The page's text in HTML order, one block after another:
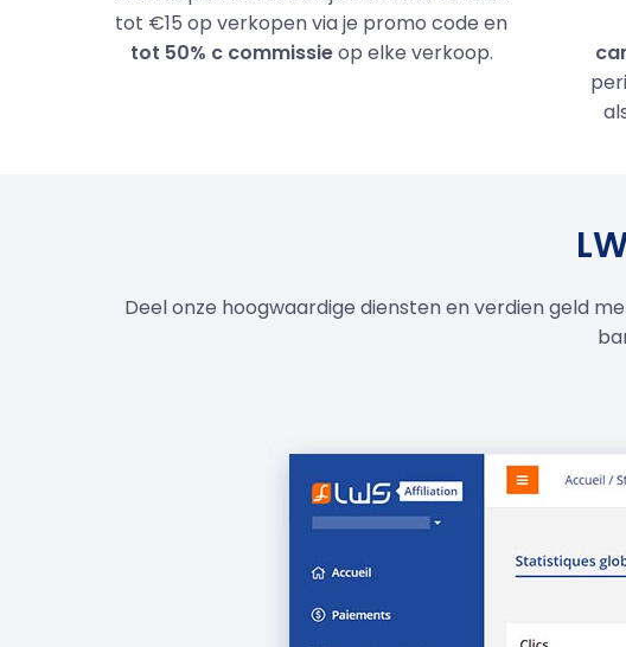
tot €15 op verkopen via je promo code en
tot 50% c commissieop elke verkoop.
Deel onze hoogwaardige diensten en verdien geld